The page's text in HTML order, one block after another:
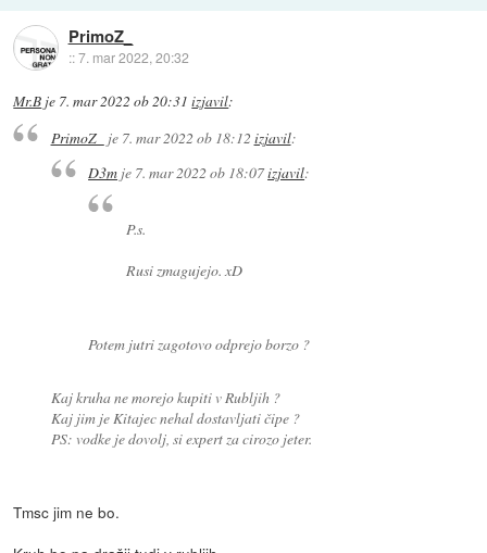
PrimoZ_
::7. mar 2022, 20:32
Mr.B je 7. mar 2022 ob 20:31 izjavil:
PrimoZ_ je 7. mar 2022 ob 18:12 izjavil:
D3m je 7. mar 2022 ob 18:07izjavil:
P.s.
Rusi zmagujejo. xD
Potem jutri zagotovo odprejo borzo ?
Kaj kruha ne morejo kupiti v Rubljih ?
Kaj jim je Kitajec nehal dostavljati čipe ?
PS: vodke je dovolj, si expert za cirozo jeter.
Tmsc jim ne bo.